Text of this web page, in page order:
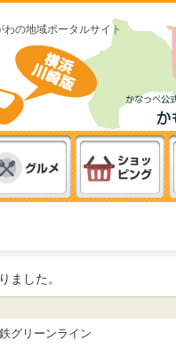
の地域ポータルサイト
ました。
グリーンライン